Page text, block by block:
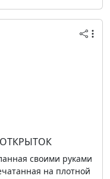
своими руками
на плотной